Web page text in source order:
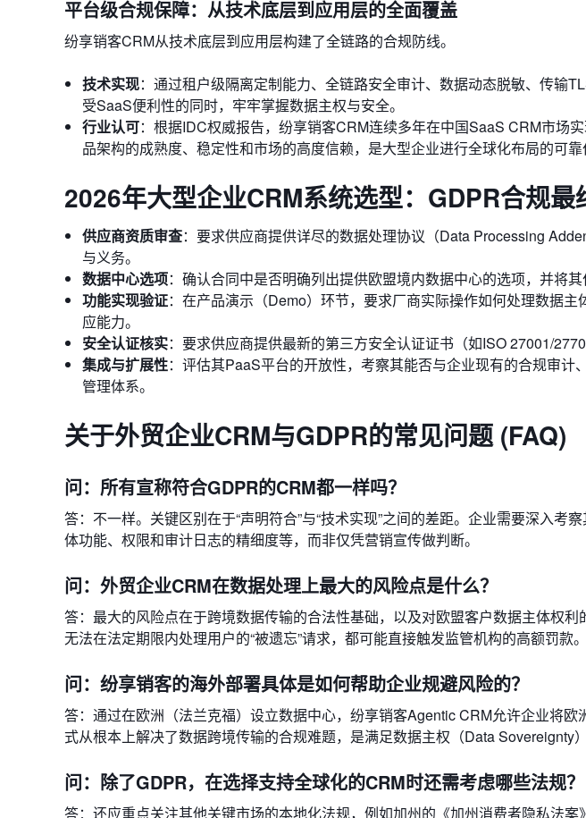
平台级合规保障：从技术底层到应用层的全面覆盖
纷享销客CRM从技术底层到应用层构建了全链路的合规防线。
技术实现：通过租户级隔离定制能力、全链路安全审计、数据动态脱敏、传输
受SaaS便利性的同时，牢牢掌握数据主权与安全。
行业认可：根据IDC权威报告，纷享销客CRM连续多年在中国SaaS CRM市场
品架构的成熟度、稳定性和市场的高度信赖，是大型企业进行全球化布局的可靠
2026年大型企业CRM系统选型：GDPR合规最
供应商资质审查：要求供应商提供详尽的数据处理协议（Data Processing
与义务。
数据中心选项：确认合同中是否明确列出提供欧盟境内数据中心的选项，并将其
功能实现验证：在产品演示（Demo）环节，要求厂商实际操作如何处理数据
应能力。
安全认证核实：要求供应商提供最新的第三方安全认证证书（如ISO 27001/
集成与扩展性：评估其PaaS平台的开放性，考察其能否与企业现有的合规审
管理体系。
关于外贸企业CRM与GDPR的常见问题 (FAQ)
问：所有宣称符合GDPR的CRM都一样吗？
答：不一样。关键区别在于“声明符合”与“技术实现”之间的差距。企业需要深入考
体功能、权限和审计日志的精细度等，而非仅凭营销宣传做判断。
问：外贸企业CRM在数据处理上最大的风险点是什么？
答：最大的风险点在于跨境数据传输的合法性基础，以及对欧盟客户数据主体权
无法在法定期限内处理用户的“被遗忘”请求，都可能直接触发监管机构的高额罚款。
问：纷享销客的海外部署具体是如何帮助企业规避风险的？
答：通过在欧洲（法兰克福）设立数据中心，纷享销客Agentic CRM允许企业将
式从根本上解决了数据跨境传输的合规难题，是满足数据主权（Data Sovereignty
问：除了GDPR，在选择支持全球化的CRM时还需考虑哪些法规？
答：还应重点关注其他关键市场的本地化法规，例如加州的《加州消费者隐私法